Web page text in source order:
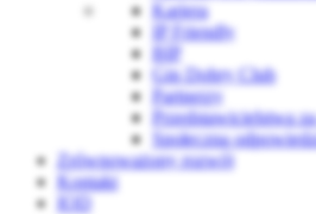
Kariera
IP Friendly
BIP
Gin Dobry Club
Partnerzy
Przedstawicielstwa
Społeczna
Zrównoważony rozwój
Kontakt
IOD